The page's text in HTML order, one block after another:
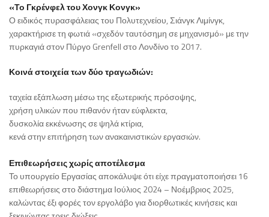
«Το Γκρένφελ του Χονγκ Κονγκ»
Ο ειδικός πυρασφάλειας του Πολυτεχνείου, Σιάνγκ Λιμίνγκ,
χαρακτήρισε τη φωτιά «σχεδόν ταυτόσημη σε μηχανισμό» με την
πυρκαγιά στον Πύργο Grenfell στο Λονδίνο το 2017.
Κοινά στοιχεία των δύο τραγωδιών:
ταχεία εξάπλωση μέσω της εξωτερικής πρόσοψης,
χρήση υλικών που πιθανόν ήταν εύφλεκτα,
δυσκολία εκκένωσης σε ψηλά κτίρια,
κενά στην επιτήρηση των ανακαινιστικών εργασιών.
Επιθεωρήσεις χωρίς αποτέλεσμα
Το υπουργείο Εργασίας αποκάλυψε ότι είχε πραγματοποιήσει 16
επιθεωρήσεις στο διάστημα Ιούλιος 2024 – Νοέμβριος 2025,
καλώντας έξι φορές τον εργολάβο για διορθωτικές κινήσεις και